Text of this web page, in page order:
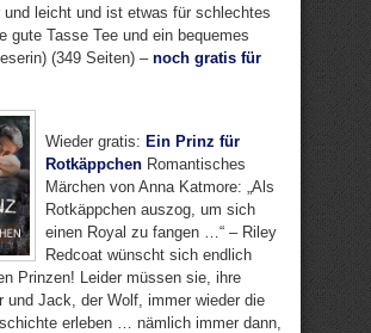
leicht und ist etwas für schlechtes
gute Tasse Tee und ein bequemes
(349 Seiten) – noch gratis für
Wieder gratis: Ein Prinz für
Rotkäppchen Romantisches
Märchen von Anna Katmore: „Als
Rotkäppchen auszog, um sich
einen Royal zu fangen …“ – Riley
Redcoat wünscht sich endlich
Prinzen! Leider müssen sie, ihre
und Jack, der Wolf, immer wieder die
erleben … nämlich immer dann,